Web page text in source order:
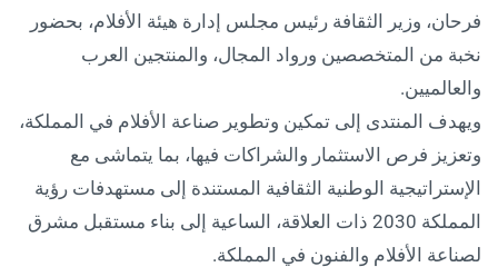
فرحان، وزير الثقافة رئيس مجلس إدارة هيئة الأفلام، بحضور
نخبة من المتخصصين ورواد المجال، والمنتجين العرب
والعالميين.
ويهدف المنتدى إلى تمكين وتطوير صناعة الأفلام في المملكة،
وتعزيز فرص الاستثمار والشراكات فيها، بما يتماشى مع
الإستراتيجية الوطنية الثقافية المستندة إلى مستهدفات رؤية
المملكة 2030 ذات العلاقة، الساعية إلى بناء مستقبل مشرق
لصناعة الأفلام والفنون في المملكة.